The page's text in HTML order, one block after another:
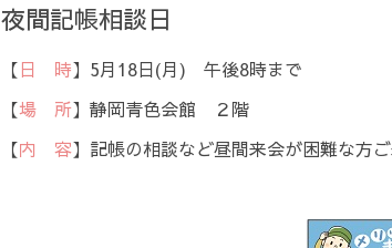
夜間記帳相談日
【日 時】5月18日(月) 午後8時まで
【場 所】静岡青色会館 ２階
【内 容】記帳の相談など昼間来会が困難な方ご